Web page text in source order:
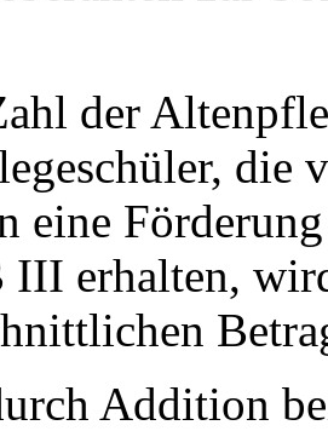
der
die
eine
III erhalten,
Addition